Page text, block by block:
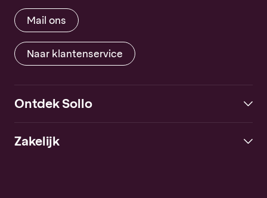
Mail ons
Naar klantenservice
Ontdek Sollo
Zakelijk